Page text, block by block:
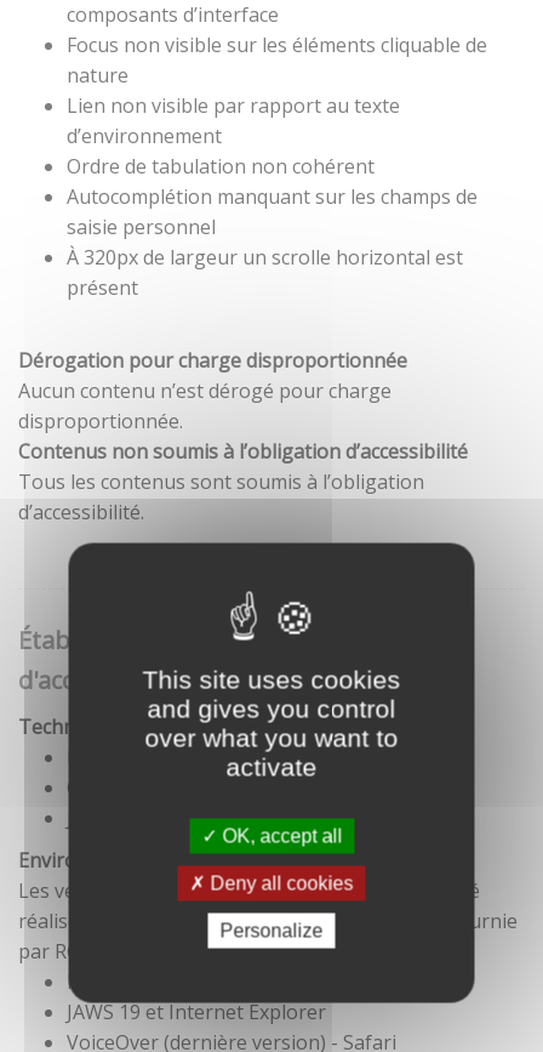
This site uses cookies
and gives you control
over what you want to
activate
OK, accept all
Deny all cookies
Personalize
composants d’interface
Focus non visible sur les éléments cliquable de
nature
Lien non visible par rapport au texte
d’environnement
Ordre de tabulation non cohérent
Autocomplétion manquant sur les champs de
saisie personnel
À 320px de largeur un scrolle horizontal est
présent
Dérogation pour charge disproportionnée
Aucun contenu n’est dérogé pour charge
disproportionnée.
Contenus non soumis à l’obligation d’accessibilité
Tous les contenus sont soumis à l’obligation
d’accessibilité.
Établissement de cette déclaration
d'accessibilité
Technologies utilisées pour la réalisation du site
CSS
Environnement de test
Les vérifications de restitution de contenus ont été
réalisées conformément à la base de référence fournie
par RGAA 3.
Firefox et NVDA
JAWS 19 et Internet Explorer
VoiceOver (dernière version) - Safari